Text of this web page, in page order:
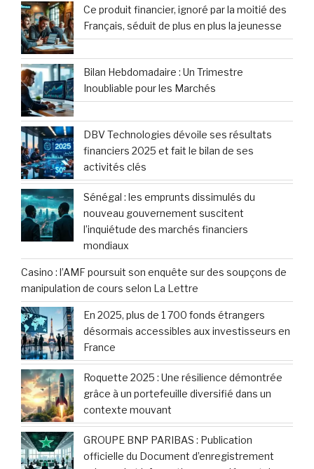
Ce produit financier, ignoré par la moitié des
Français, séduit de plus en plus la jeunesse
Bilan Hebdomadaire : Un Trimestre
Inoubliable pour les Marchés
DBV Technologies dévoile ses résultats
financiers 2025 et fait le bilan de ses
activités clés
Sénégal : les emprunts dissimulés du
nouveau gouvernement suscitent
l’inquiétude des marchés financiers
mondiaux
Casino : l’AMF poursuit son enquête sur des soupçons de
manipulation de cours selon La Lettre
En 2025, plus de 1 700 fonds étrangers
désormais accessibles aux investisseurs en
France
Roquette 2025 : Une résilience démontrée
grâce à un portefeuille diversifié dans un
contexte mouvant
GROUPE BNP PARIBAS : Publication
officielle du Document d’enregistrement